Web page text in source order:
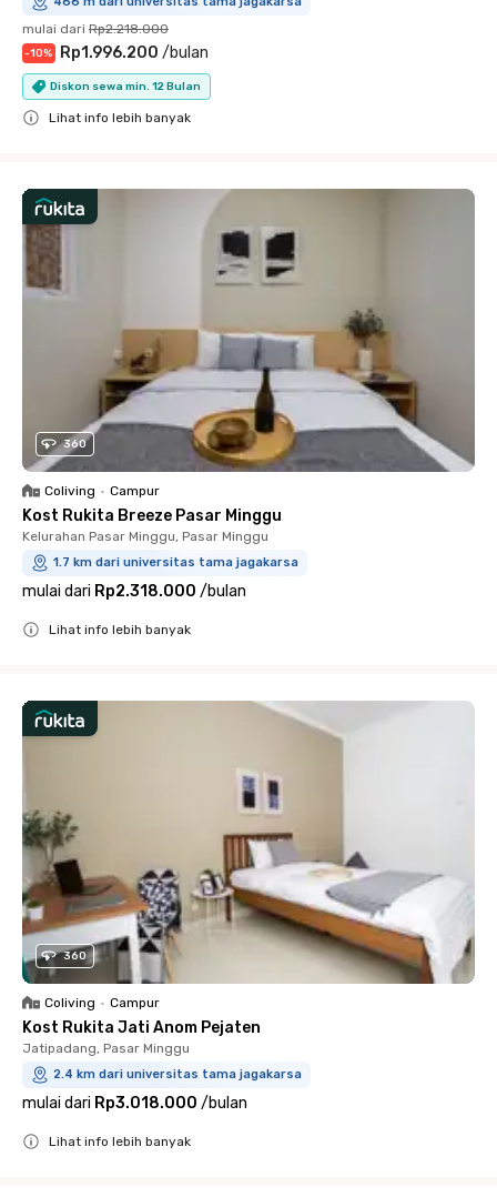
mulai dari Rp2.218.000
-10% Rp1.996.200 /bulan
Diskon sewa min. 12 Bulan
Lihat info lebih banyak
360
Coliving • Campur
Kost Rukita Breeze Pasar Minggu
Kelurahan Pasar Minggu, Pasar Minggu
1.7 km dari universitas tama jagakarsa
mulai dari Rp2.318.000 /bulan
Lihat info lebih banyak
360
Coliving • Campur
Kost Rukita Jati Anom Pejaten
Jatipadang, Pasar Minggu
2.4 km dari universitas tama jagakarsa
mulai dari Rp3.018.000 /bulan
Lihat info lebih banyak